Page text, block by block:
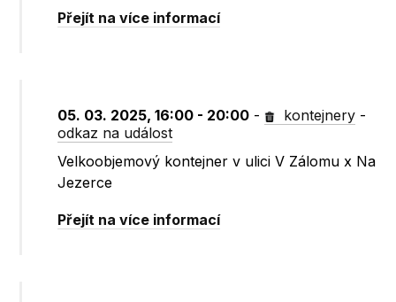
Přejít na více informací
05. 03. 2025, 16:00 - 20:00 - kontejnery -
odkaz na událost
Velkoobjemový kontejner v ulici V Zálomu x Na
Jezerce
Přejít na více informací